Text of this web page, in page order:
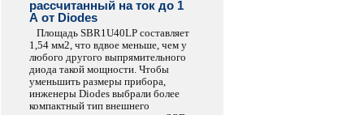
рассчитанный на ток до 1
А от Diodes
Площадь SBR1U40LP составляет
1,54 мм2, что вдвое меньше, чем у
любого другого выпрямительного
диода такой мощности. Чтобы
уменьшить размеры прибора,
инженеры Diodes выбрали более
компактный тип внешнего